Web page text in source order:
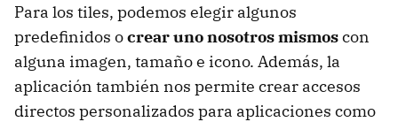
Para los tiles, podemos elegir algunos
predefinidos ocrear uno nosotros mismoscon
alguna imagen, tamaño e icono. Además, la
aplicación también nos permite crear accesos
directos personalizados para aplicaciones como